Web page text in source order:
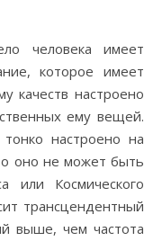
человека имеет
которое имеет
качеств настроено
ему вещей.
тонко настроено на
оно не может быть
или Космического
трансцендентный
выше, чем частота